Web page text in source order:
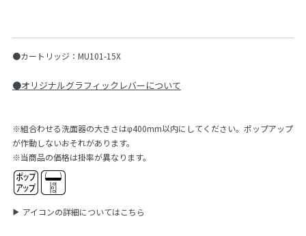
●カートリッジ：MU101-15X
●オリジナルグラフィックレバーについて
※組合わせる洗面器の大きさはφ400mm以内にしてください。ポップアップ
が作動しないおそれがあります。
※当商品の価格は掛率が異なります。
アイコンの詳細についてはこちら